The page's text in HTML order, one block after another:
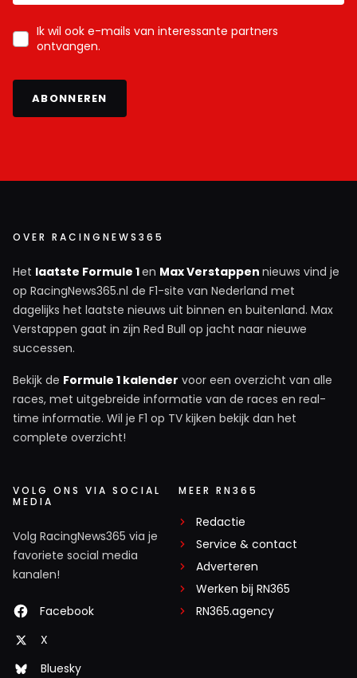
Ik wil ook e-mails van interessante partners
ontvangen.
ABONNEREN
OVER RACINGNEWS365
Het laatste Formule 1en Max Verstappen nieuws vind je
op RacingNews365.nl de F1-site van Nederland met
dagelijks het laatste nieuws uit binnen en buitenland. Max
Verstappen gaat in zijn Red Bull op jacht naar nieuwe
successen.
Bekijk de Formule 1 kalender voor een overzicht van alle
races, met uitgebreide informatie van de races en real-
time informatie. Wil je F1 op TV kijken bekijk dan het
complete overzicht!
VOLG ONS VIA SOCIAL
MEDIA
Volg RacingNews365 via je
favoriete social media
kanalen!
Facebook
X
Bluesky
MEER RN365
Redactie
Service & contact
Adverteren
Werken bij RN365
RN365.agency